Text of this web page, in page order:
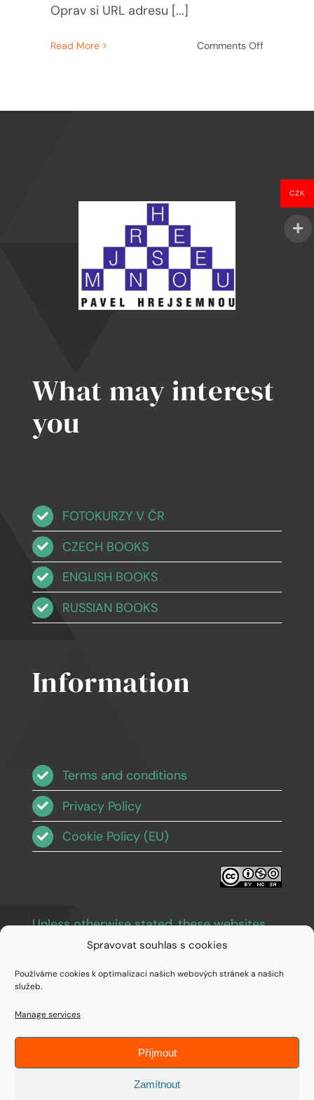
Spravovat souhlas s cookies
Používáme cookies k optimalizaci našich webových stránek a našich
služeb.
Manage services
Příjmout
Zamítnout
Oprav si URL adresu [...]
Read More Comments Offon
What may interest
you
FOTOKURZY V ČR
CZECH BOOKS
ENGLISH BOOKS
RUSSIAN BOOKS
Information
Terms and conditions
Privacy Policy
Cookie Policy (EU)
Unless otherwise stated, these websites
and images are licensed under Creative
© Copyright 1994 - 2026 • IDEAIFY s.r.o.
CZK